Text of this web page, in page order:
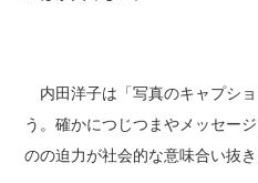
内田洋子は「写真のキャプシ
う。確かにつじつまやメッセー
のの迫力が社会的な意味合い抜き